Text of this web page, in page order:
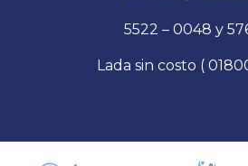
5522 – 0048 y
Lada sin costo (